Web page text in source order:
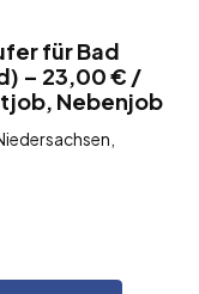
für Bad
– 23,00 € /
Nebenjob